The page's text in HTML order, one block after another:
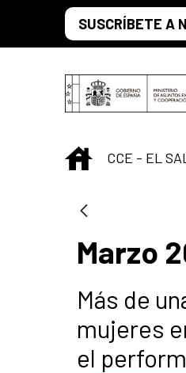
Saut au contenu principal
SUSCRÍBETE A
INICIO
CCE - EL
Marzo
Más de
mujeres
el